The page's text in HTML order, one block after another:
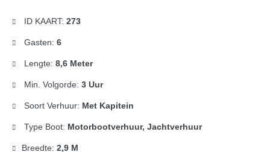
ID KAART: 273
Gasten: 6
Lengte: 8,6 Meter
Min. Volgorde: 3 Uur
Soort Verhuur: Met Kapitein
Type Boot: Motorbootverhuur, Jachtverhuur
Breedte: 2,9 M